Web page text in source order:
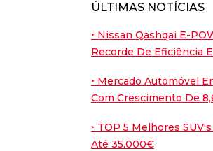
BYD Dolphin G
9/10
Porsche
7.6/10
ÚLTIMAS NOTÍCIAS
‣ Nissan Qashqai E-
Recorde De Eficiência
‣ Mercado Automóvel
Com Crescimento De
‣ TOP 5 Melhores
Até 35.000€